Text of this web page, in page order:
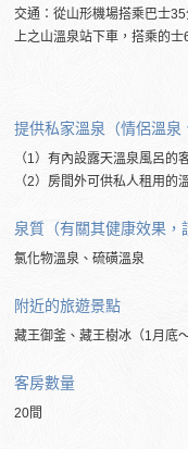
交通：從山形機場搭乘巴士
上之山溫泉站下車，搭乘的士
提供私家溫泉（情侶溫泉
（1）有內設露天溫泉風呂的
（2）房間外可供私人租用的
泉質（有關其健康效果，
氯化物溫泉、硫磺溫泉
附近的旅遊景點
藏王御釜、藏王樹冰（1月底
客房數量
20間